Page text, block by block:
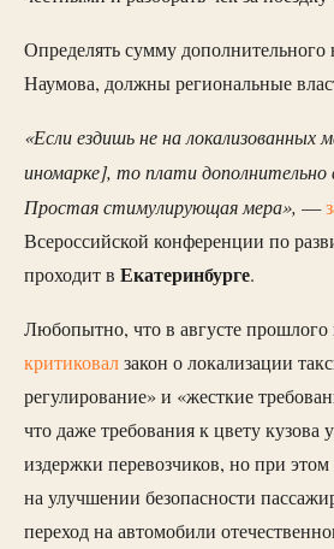
Определять сумму
Наумова, должны региональные
«Если ездишь не на локализованных
иномарке], то плати дополнительно
Простая стимулирующая мера», —
Всероссийской конференции по
проходит в Екатеринбурге.
Любопытно, что в августе прошлого
критиковалзакон о локализации
регулирование» и «жесткие
что даже требования к цвету кузова
издержки перевозчиков, но при
на улучшении безопасности
переход на автомобили